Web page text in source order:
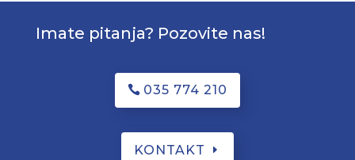
Imate pitanja? Pozovite nas!
035 774 210
KONTAKT